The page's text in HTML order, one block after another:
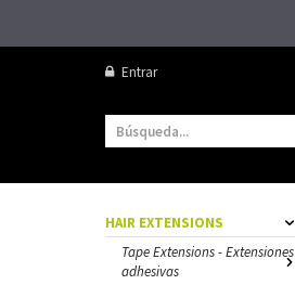
Entrar
HAIR EXTENSIONS
Tape Extensions - Extensiones
adhesivas